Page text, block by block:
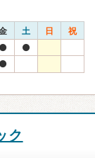
土 日 祝
ク